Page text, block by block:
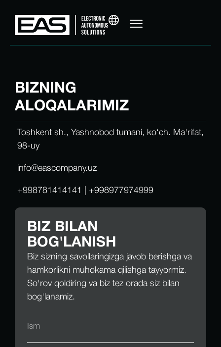
BIZNING
ALOQALARIMIZ
Toshkent sh., Yashnobod tumani, koʻch. Ma'rifat,
98-uy
info@eascompany.uz
+998781414141 | +998977974999
BIZ BILAN
BOG'LANISH
Biz sizning savollaringizga javob berishga va
hamkorlikni muhokama qilishga tayyormiz.
So'rov qoldiring va biz tez orada siz bilan
bog'lanamiz.